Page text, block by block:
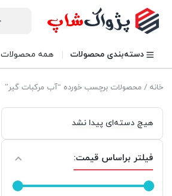
دسته‌بندی محصولات همه محصولات
خانه / محصولات برچسب خورده “آب مرکبات گیر”
هیچ دسته‌ای پیدا نشد
فیلتر براساس قیمت: